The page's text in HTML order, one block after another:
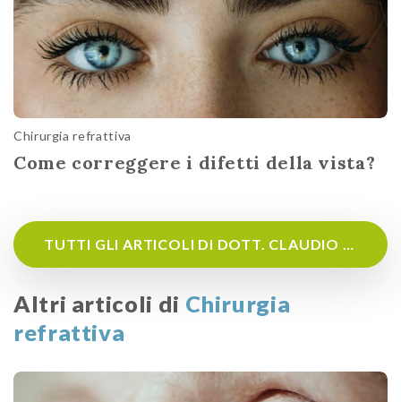
Chirurgia refrattiva
Come correggere i difetti della vista?
TUTTI GLI ARTICOLI DI DOTT. CLAUDIO GORLA
Altri articoli di Chirurgia
refrattiva